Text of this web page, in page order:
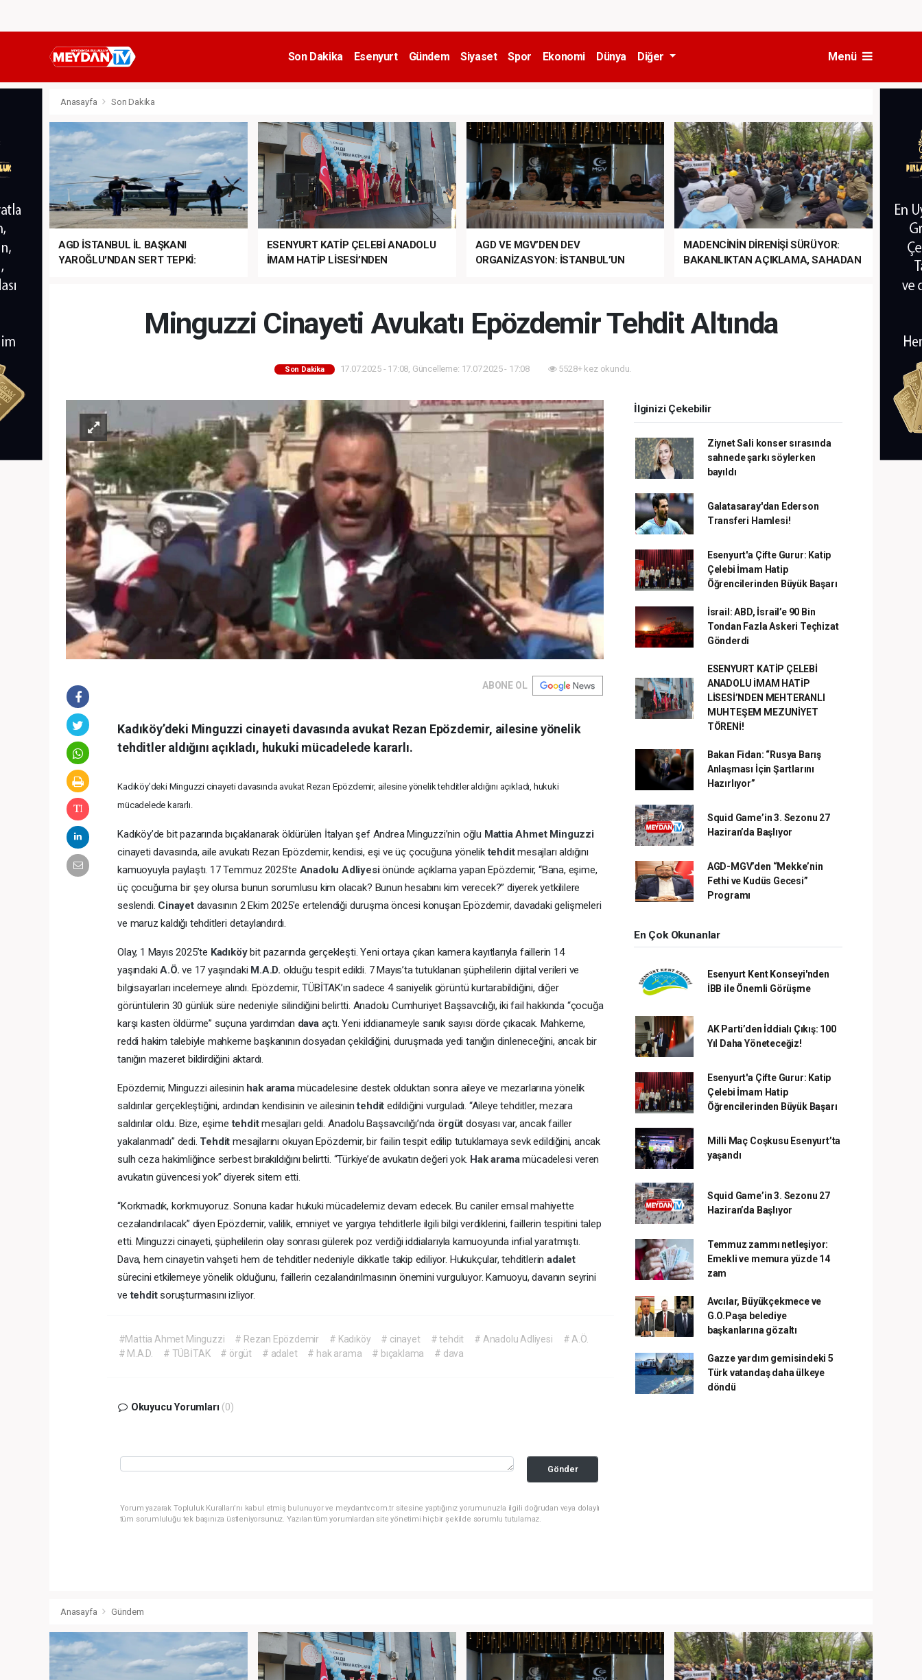
Son Dakika Esenyurt Gündem Siyaset Spor Ekonomi Dünya Diğer Menü
Anasayfa Son Dakika
AGD İSTANBUL İL BAŞKANI
YAROĞLU'NDAN SERT TEPKİ:
ESENYURT KATİP ÇELEBİ ANADOLU
İMAM HATİP LİSESİ’NDEN
AGD VE MGV’DEN DEV
ORGANİZASYON: İSTANBUL’UN
MADENCİNİN DİRENİŞİ SÜRÜYOR:
BAKANLIKTAN AÇIKLAMA, SAHADAN
Minguzzi Cinayeti Avukatı Epözdemir Tehdit Altında
Son Dakika 17.07.2025 - 17:08, Güncelleme: 17.07.2025 - 17:08 5528+ kez okundu.
ABONE OL
Kadıköy’deki Minguzzi cinayeti davasında avukat Rezan Epözdemir, ailesine yönelik
tehditler aldığını açıkladı, hukuki mücadelede kararlı.
Kadıköy’deki Minguzzi cinayeti davasında avukat Rezan Epözdemir, ailesine yönelik tehditler aldığını açıkladı, hukuki
mücadelede kararlı.
Kadıköy’de bit pazarında bıçaklanarak öldürülen İtalyan şef Andrea Minguzzi’nin oğlu Mattia Ahmet Minguzzi
cinayeti davasında, aile avukatı Rezan Epözdemir, kendisi, eşi ve üç çocuğuna yöneliktehditmesajları aldığını
kamuoyuyla paylaştı. 17 Temmuz 2025’te Anadolu Adliyesiönünde açıklama yapan Epözdemir, “Bana, eşime,
üç çocuğuma bir şey olursa bunun sorumlusu kim olacak? Bunun hesabını kim verecek?” diyerek yetkililere
seslendi. Cinayet davasının 2 Ekim 2025’e ertelendiği duruşma öncesi konuşan Epözdemir, davadaki gelişmeleri
ve maruz kaldığı tehditleri detaylandırdı.
Olay, 1 Mayıs 2025’te Kadıköybit pazarında gerçekleşti. Yeni ortaya çıkan kamera kayıtlarıyla faillerin 14
yaşındakiA.Ö.ve 17 yaşındaki M.A.D. olduğu tespit edildi. 7 Mayıs’ta tutuklanan şüphelilerin dijital verileri ve
bilgisayarları incelemeye alındı. Epözdemir, TÜBİTAK’ın sadece 4 saniyelik görüntü kurtarabildiğini, diğer
görüntülerin 30 günlük süre nedeniyle silindiğini belirtti. Anadolu Cumhuriyet Başsavcılığı, iki fail hakkında “çocuğa
karşı kasten öldürme” suçuna yardımdan dava açtı. Yeni iddianameyle sanık sayısı dörde çıkacak. Mahkeme,
reddi hakim talebiyle mahkeme başkanının dosyadan çekildiğini, duruşmada yedi tanığın dinleneceğini, ancak bir
tanığın mazeret bildirdiğini aktardı.
Epözdemir, Minguzzi ailesinin hak aramamücadelesine destek olduktan sonra aileye ve mezarlarına yönelik
saldırılar gerçekleştiğini, ardından kendisinin ve ailesinintehditedildiğini vurguladı. “Aileye tehditler, mezara
saldırılar oldu. Bize, eşimetehditmesajları geldi. Anadolu Başsavcılığı’nda örgüt dosyası var, ancak failler
yakalanmadı” dedi. Tehditmesajlarını okuyan Epözdemir, bir failin tespit edilip tutuklamaya sevk edildiğini, ancak
sulh ceza hakimliğince serbest bırakıldığını belirtti. “Türkiye’de avukatın değeri yok. Hak aramamücadelesi veren
avukatın güvencesi yok” diyerek sitem etti.
“Korkmadık, korkmuyoruz. Sonuna kadar hukuki mücadelemiz devam edecek. Bu caniler emsal mahiyette
cezalandırılacak” diyen Epözdemir, valilik, emniyet ve yargıya tehditlerle ilgili bilgi verdiklerini, faillerin tespitini talep
etti. Minguzzi cinayeti, şüphelilerin olay sonrası gülerek poz verdiği iddialarıyla kamuoyunda infial yaratmıştı.
Dava, hem cinayetin vahşeti hem de tehditler nedeniyle dikkatle takip ediliyor. Hukukçular, tehditlerinadalet
sürecini etkilemeye yönelik olduğunu, faillerin cezalandırılmasının önemini vurguluyor. Kamuoyu, davanın seyrini
vetehditsoruşturmasını izliyor.
#Mattia Ahmet Minguzzi # Rezan Epözdemir # Kadıköy # cinayet # tehdit # Anadolu Adliyesi
# A.Ö.
# M.A.D.
# TÜBİTAK # örgüt # adalet # hak arama # bıçaklama # dava
Okuyucu Yorumları (0)
Gönder
Yorum yazarak Topluluk Kuralları’nı kabul etmiş bulunuyor ve meydantv.com.tr sitesine yaptığınız yorumunuzla ilgili doğrudan veya dolaylı
tüm sorumluluğu tek başınıza üstleniyorsunuz. Yazılan tüm yorumlardan site yönetimi hiçbir şekilde sorumlu tutulamaz.
İlginizi Çekebilir
Ziynet Sali konser sırasında
sahnede şarkı söylerken
bayıldı
Galatasaray'dan Ederson
Transferi Hamlesi!
Esenyurt'a Çifte Gurur: Katip
Çelebi İmam Hatip
Öğrencilerinden Büyük Başarı
İsrail: ABD, İsrail’e 90 Bin
Tondan Fazla Askeri Teçhizat
Gönderdi
ESENYURT KATİP ÇELEBİ
ANADOLU İMAM HATİP
LİSESİ’NDEN MEHTERANLI
MUHTEŞEM MEZUNİYET
TÖRENİ!
Bakan Fidan: “Rusya Barış
Anlaşması İçin Şartlarını
Hazırlıyor”
Squid Game’in 3. Sezonu 27
Haziran’da Başlıyor
AGD-MGV’den “Mekke’nin
Fethi ve Kudüs Gecesi”
Programı
En Çok Okunanlar
Esenyurt Kent Konseyi'nden
İBB ile Önemli Görüşme
AK Parti’den İddialı Çıkış: 100
Yıl Daha Yöneteceğiz!
Esenyurt'a Çifte Gurur: Katip
Çelebi İmam Hatip
Öğrencilerinden Büyük Başarı
Milli Maç Coşkusu Esenyurt’ta
yaşandı
Squid Game’in 3. Sezonu 27
Haziran’da Başlıyor
Temmuz zammı netleşiyor:
Emekli ve memura yüzde 14
zam
Avcılar, Büyükçekmece ve
G.O.Paşa belediye
başkanlarına gözaltı
Gazze yardım gemisindeki 5
Türk vatandaş daha ülkeye
döndü
Anasayfa Gündem